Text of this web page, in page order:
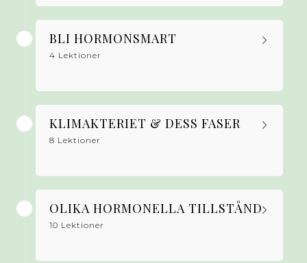
BLI HORMONSMART
4 Lektioner
KLIMAKTERIET & DESS FASER
8 Lektioner
OLIKA HORMONELLA TILLSTÅND
10 Lektioner